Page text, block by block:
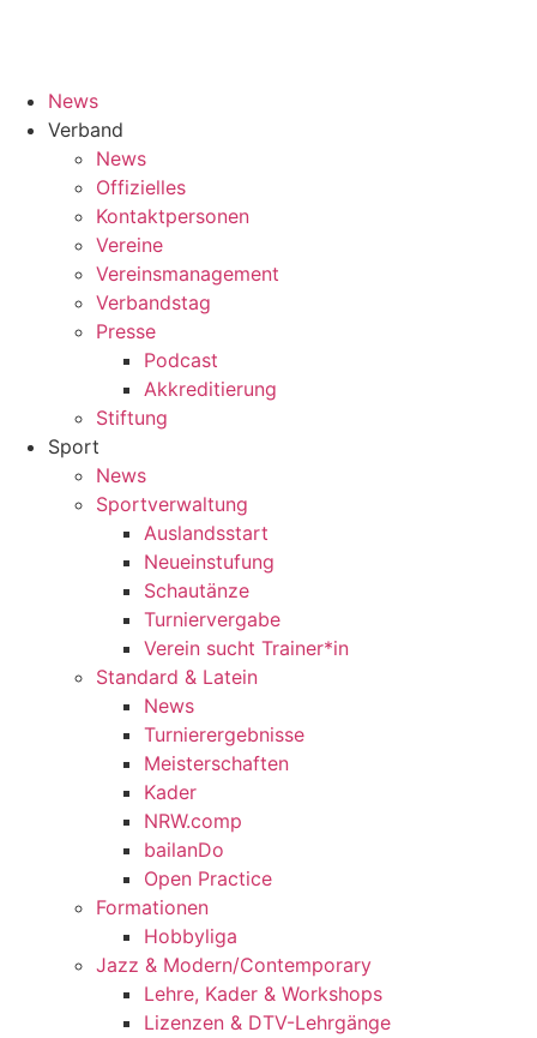
News
Verband
News
Offizielles
Kontaktpersonen
Vereine
Vereinsmanagement
Verbandstag
Presse
Podcast
Akkreditierung
Stiftung
Sport
News
Sportverwaltung
Auslandsstart
Neueinstufung
Schautänze
Turniervergabe
Verein sucht Trainer*in
Standard & Latein
News
Turnierergebnisse
Meisterschaften
Kader
NRW.comp
bailanDo
Open Practice
Formationen
Hobbyliga
Jazz & Modern/Contemporary
Lehre, Kader & Workshops
Lizenzen & DTV-Lehrgänge